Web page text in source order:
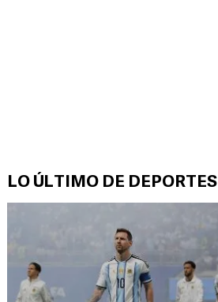
LO ÚLTIMO DE DEPORTES